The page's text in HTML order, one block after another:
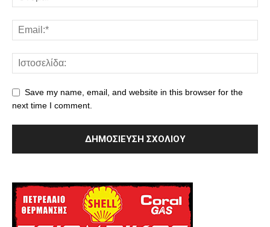
Save my name, email, and website in this browser for the
next time I comment.